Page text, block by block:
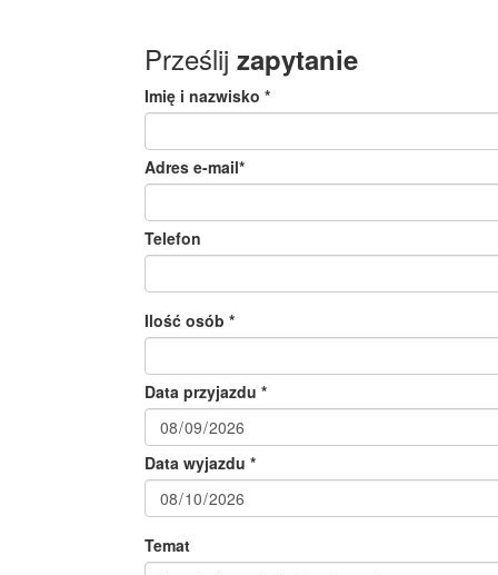
Prześlij zapytanie
Imię i nazwisko *
Adres e-mail*
Telefon
Ilość osób *
Data przyjazdu *
Data wyjazdu *
Temat